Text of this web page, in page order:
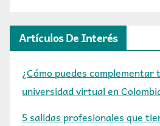
Artículos De Interés
¿Cómo puedes
universidad virtual en
5 salidas profesionales que